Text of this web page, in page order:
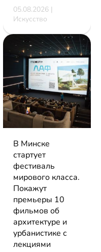
05.08.2026 |
Искусство
В Минске
стартует
фестиваль
мирового класса.
Покажут
премьеры 10
фильмов об
архитектуре и
урбанистике с
лекциями